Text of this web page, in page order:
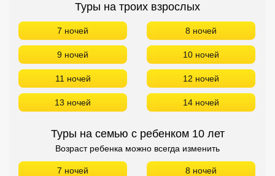
Туры на троих взрослых
7 ночей 8 ночей
9 ночей 10 ночей
11 ночей 12 ночей
13 ночей 14 ночей
Туры на семью с ребенком 10 лет
Возраст ребенка можно всегда изменить
7 ночей 8 ночей